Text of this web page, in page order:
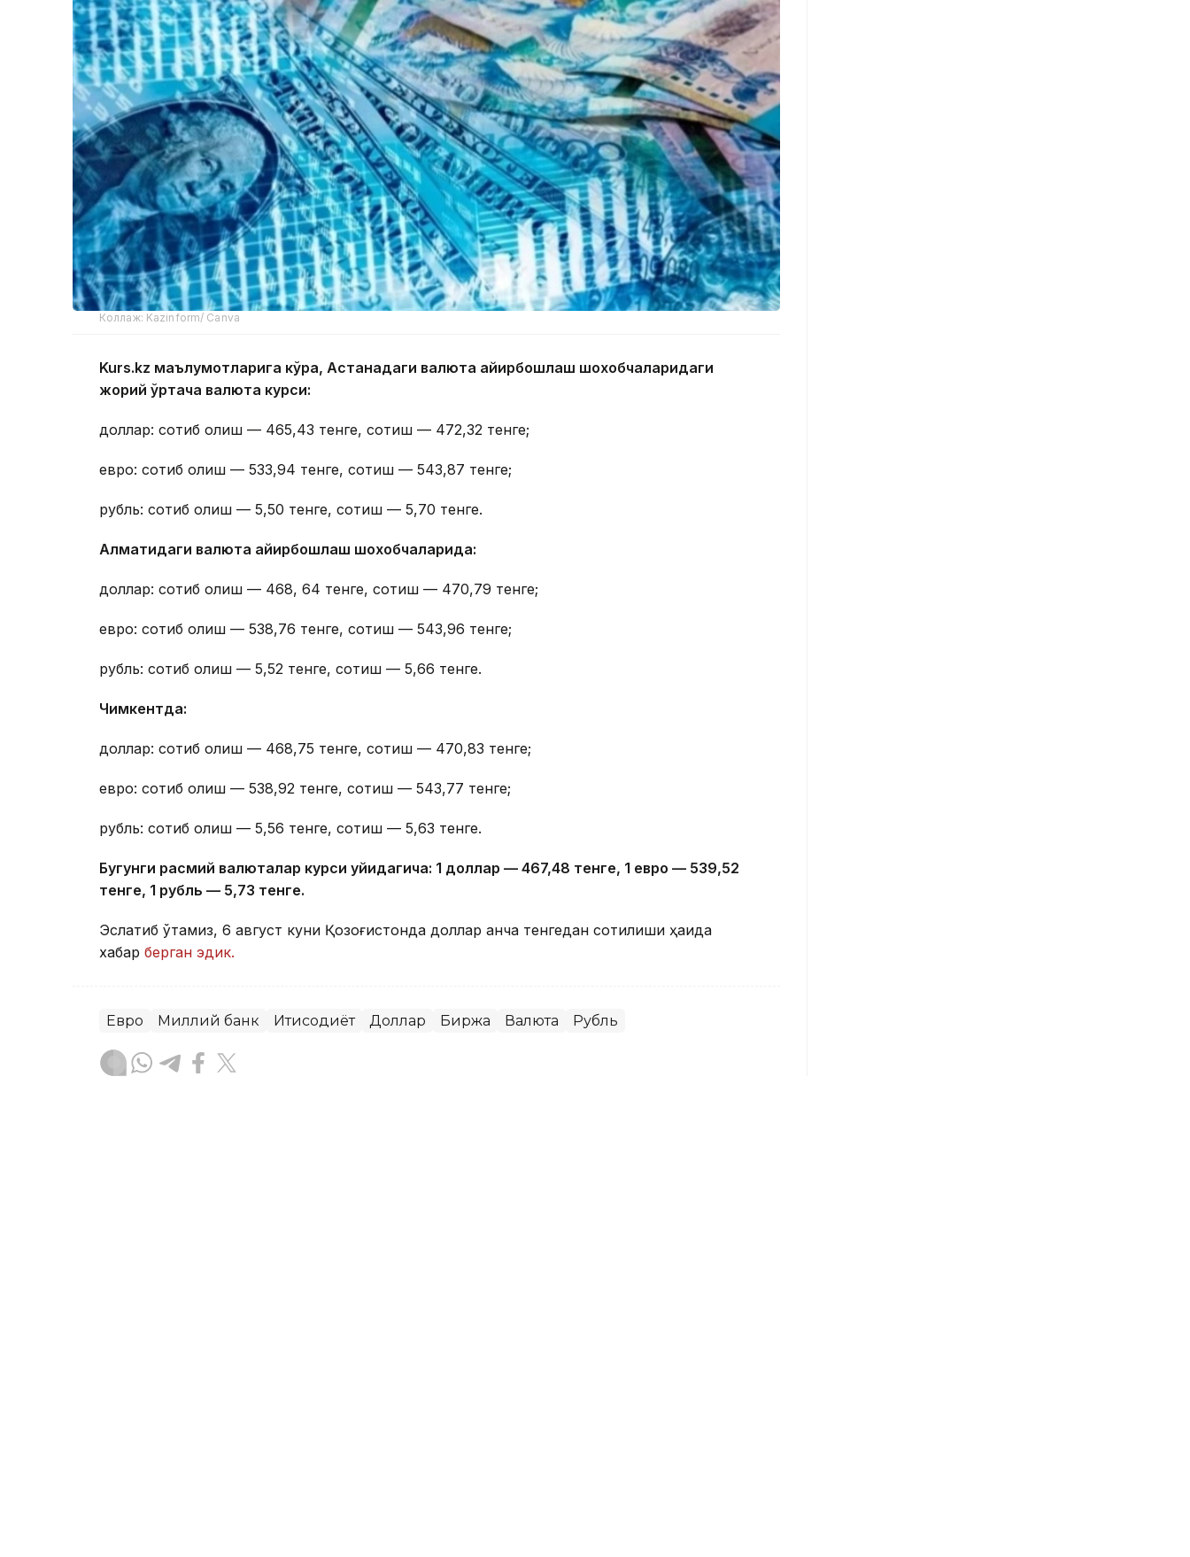
Коллаж: Kazinform/ Canva
Kurs.kz маълумотларига кўра, Астанадаги валюта айирбошлаш шохобчаларидаги
жорий ўртача валюта курси:
доллар: сотиб олиш — 465,43 тенге, сотиш — 472,32 тенге;
евро: сотиб олиш — 533,94 тенге, сотиш — 543,87 тенге;
рубль: сотиб олиш — 5,50 тенге, сотиш — 5,70 тенге.
Алматидаги валюта айирбошлаш шохобчаларида:
доллар: сотиб олиш — 468, 64 тенге, сотиш — 470,79 тенге;
евро: сотиб олиш — 538,76 тенге, сотиш — 543,96 тенге;
рубль: сотиб олиш — 5,52 тенге, сотиш — 5,66 тенге.
Чимкентда:
доллар: сотиб олиш — 468,75 тенге, сотиш — 470,83 тенге;
евро: сотиб олиш — 538,92 тенге, сотиш — 543,77 тенге;
рубль: сотиб олиш — 5,56 тенге, сотиш — 5,63 тенге.
Бугунги расмий валюталар курси қуйидагича: 1 доллар — 467,48 тенге, 1 евро — 539,52
тенге, 1 рубль — 5,73 тенге.
Эслатиб ўтамиз, 6 август куни Қозоғистонда доллар қанча тенгедан сотилиши ҳақида
хабар берган эдик.
Евро Миллий банк Иқтисодиёт Доллар Биржа Валюта Рубль